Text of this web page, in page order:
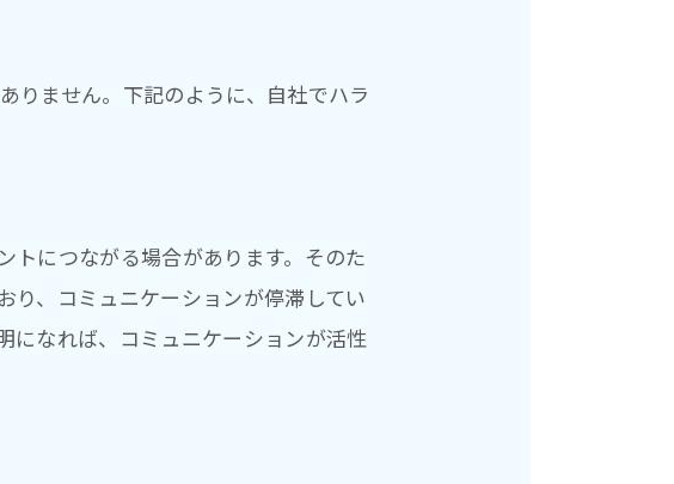
りません。下記のように、自社でハラ
トにつながる場合があります。そのた
り、コミュニケーションが停滞してい
になれば、コミュニケーションが活性